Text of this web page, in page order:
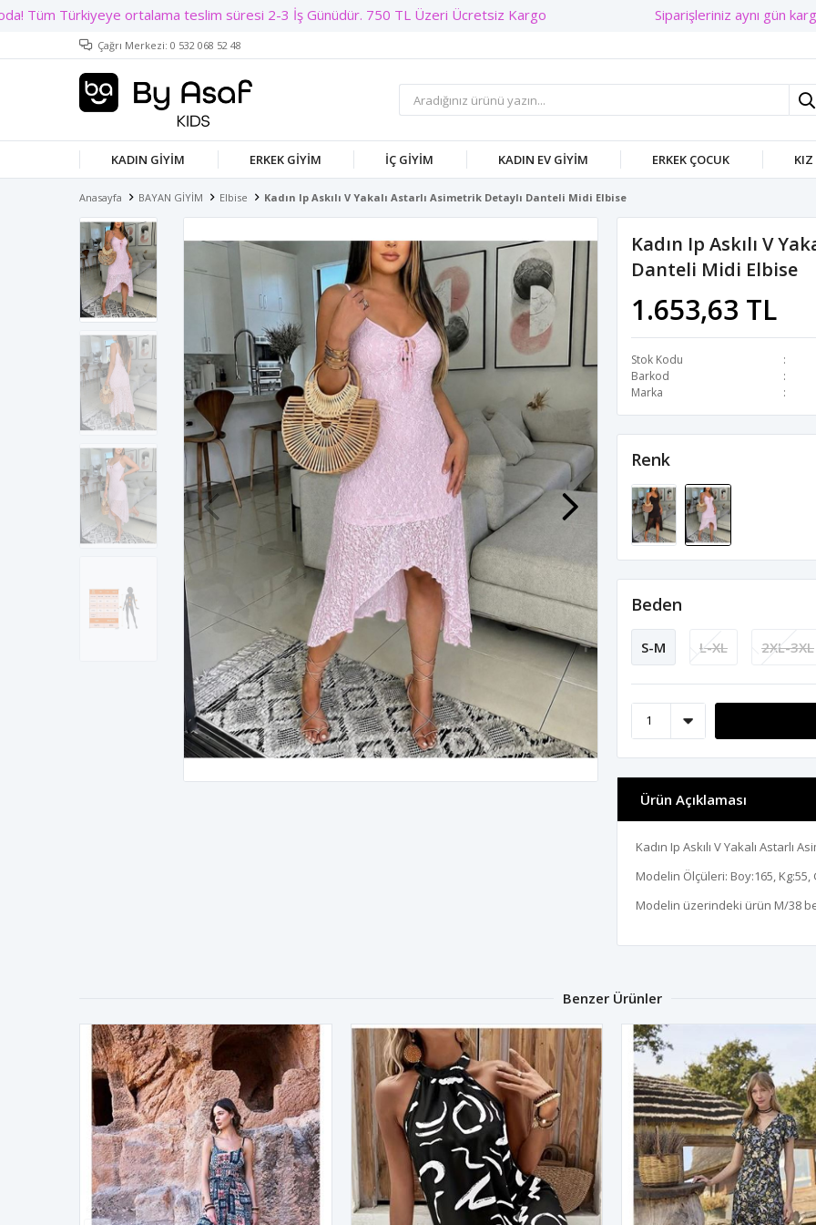
Siparişleriniz aynı gün
Çağrı Merkezi: 0 532 068 52 48
KADIN GIYIM ERKEK GIYIM İÇ GIYIM KADIN EV GIYIM ERKEK ÇOCUK KIZ
Anasayfa BAYAN GİYİM Elbise Kadın Ip Askılı V Yakalı Astarlı Asimetrik Detaylı Danteli Midi Elbise
Kadın Ip Askılı V
Danteli Midi Elbise
1.653,63 TL
Stok Kodu
Barkod
Marka
Renk
Beden
S-M L-XL 2XL-3XL
Ürün Açıklaması
Kadın Ip Askılı V Yakalı Astarlı
Modelin Ölçüleri: Boy:165, Kg:55,
Modelin üzerindeki ürün M/38
Benzer Ürünler